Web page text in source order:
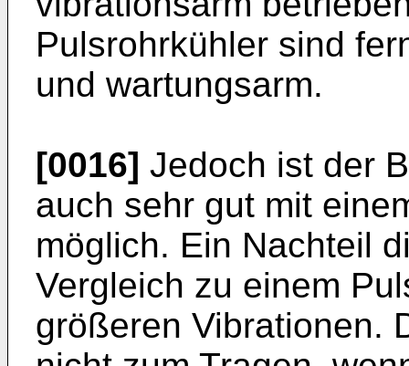
Pulsrohrkühler sind
und wartungsarm.
[0016] Jedoch ist der
auch sehr gut mit
möglich. Ein Nachteil
Vergleich zu einem
größeren Vibrationen.